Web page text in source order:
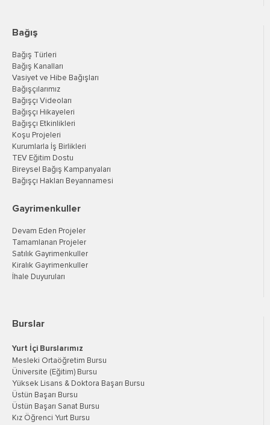
Bağış
Bağış Türleri
Bağış Kanalları
Vasiyet ve Hibe Bağışları
Bağışçılarımız
Bağışçı Videoları
Bağışçı Hikayeleri
Bağışçı Etkinlikleri
Koşu Projeleri
Kurumlarla İş Birlikleri
TEV Eğitim Dostu
Bireysel Bağış Kampanyaları
Bağışçı Hakları Beyannamesi
Gayrimenkuller
Devam Eden Projeler
Tamamlanan Projeler
Satılık Gayrimenkuller
Kiralık Gayrimenkuller
İhale Duyuruları
Burslar
Yurt İçi Burslarımız
Mesleki Ortaöğretim Bursu
Üniversite (Eğitim) Bursu
Yüksek Lisans & Doktora Başarı Bursu
Üstün Başarı Bursu
Üstün Başarı Sanat Bursu
Kız Öğrenci Yurt Bursu